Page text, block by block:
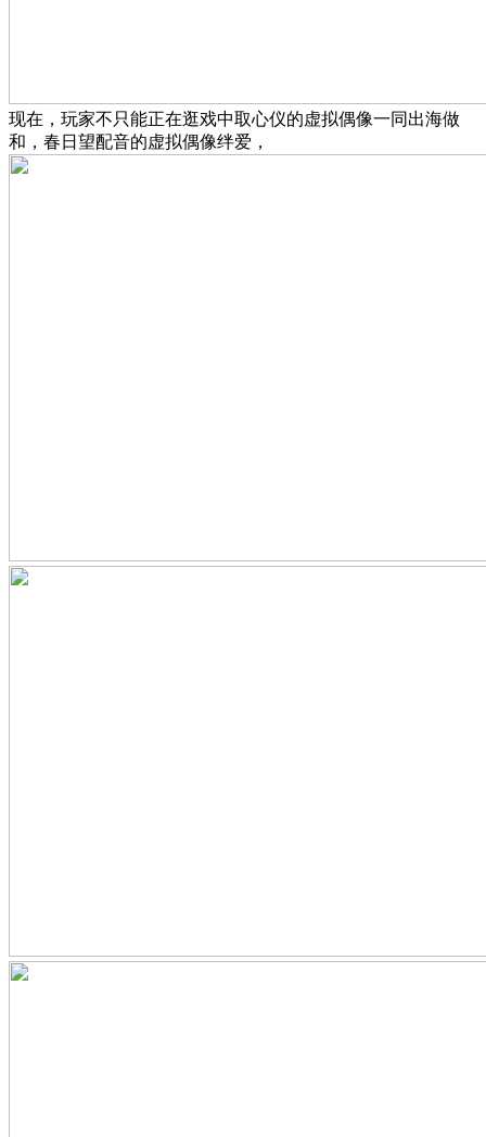
现在，玩家不只能正在逛戏中取心仪的虚拟偶像一同出海做
和，春日望配音的虚拟偶像绊爱，